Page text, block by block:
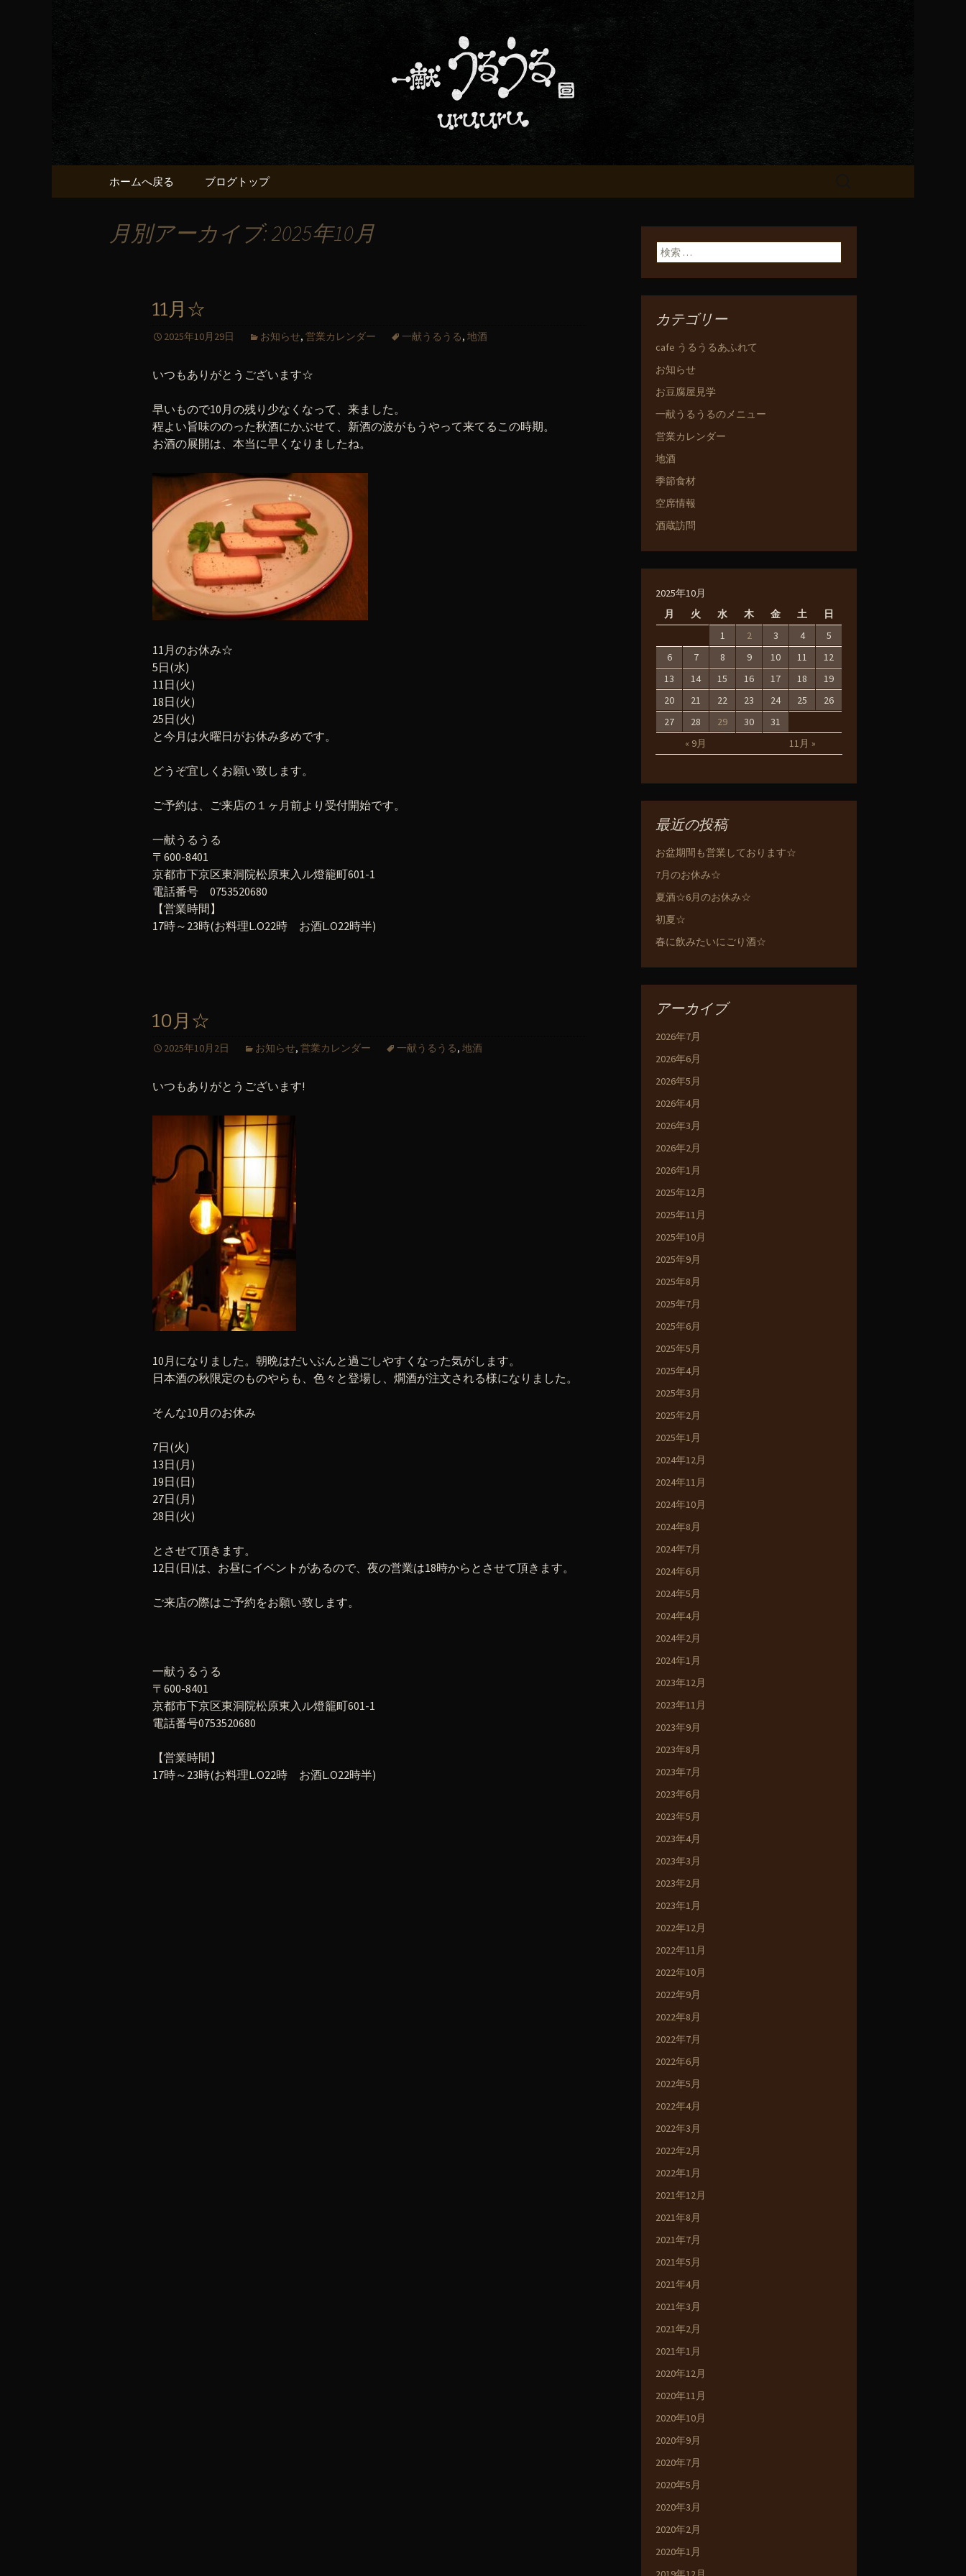
京都・五条でおいしい地酒が飲める「一
献うるうる」のブログ
京都・五条烏丸の町屋居酒屋「一献うるうる」からのお知らせ
コンテンツへ移動
ホームへ戻る ブログトップ
月別アーカイブ: 2025年10月
11月☆
2025年10月29日 お知らせ, 営業カレンダー 一献うるうる, 地酒
いつもありがとうございます☆
早いもので10月の残り少なくなって、来ました。
程よい旨味ののった秋酒にかぶせて、新酒の波がもうやって来てるこの時期。
お酒の展開は、本当に早くなりましたね。
11月のお休み☆
5日(水)
11日(火)
18日(火)
25日(火)
と今月は火曜日がお休み多めです。
どうぞ宜しくお願い致します。
ご予約は、ご来店の１ヶ月前より受付開始です。
一献うるうる
〒600-8401
京都市下京区東洞院松原東入ル燈籠町601-1
電話番号 0753520680
【営業時間】
17時～23時(お料理L.O22時 お酒L.O22時半)
10月☆
2025年10月2日 お知らせ, 営業カレンダー 一献うるうる, 地酒
いつもありがとうございます!
10月になりました。朝晩はだいぶんと過ごしやすくなった気がします。
日本酒の秋限定のものやらも、色々と登場し、燗酒が注文される様になりました。
そんな10月のお休み
7日(火)
13日(月)
19日(日)
27日(月)
28日(火)
とさせて頂きます。
12日(日)は、お昼にイベントがあるので、夜の営業は18時からとさせて頂きます。
ご来店の際はご予約をお願い致します。
一献うるうる
〒600-8401
京都市下京区東洞院松原東入ル燈籠町601-1
電話番号0753520680
【営業時間】
17時～23時(お料理L.O22時 お酒L.O22時半)
検索:
カテゴリー
cafe うるうるあふれて
お知らせ
お豆腐屋見学
一献うるうるのメニュー
営業カレンダー
地酒
季節食材
空席情報
酒蔵訪問
2025年10月
月
火 水 木 金 土 日
« 9月 11月 »
1 2 3 4
5
6
7 8 9 10 11
12
13
14 15 16 17 18
19
20
21 22 23 24 25
26
27
28 29 30 31
最近の投稿
お盆期間も営業しております☆
7月のお休み☆
夏酒☆6月のお休み☆
初夏☆
春に飲みたいにごり酒☆
アーカイブ
2026年7月
2026年6月
2026年5月
2026年4月
2026年3月
2026年2月
2026年1月
2025年12月
2025年11月
2025年10月
2025年9月
2025年8月
2025年7月
2025年6月
2025年5月
2025年4月
2025年3月
2025年2月
2025年1月
2024年12月
2024年11月
2024年10月
2024年8月
2024年7月
2024年6月
2024年5月
2024年4月
2024年2月
2024年1月
2023年12月
2023年11月
2023年9月
2023年8月
2023年7月
2023年6月
2023年5月
2023年4月
2023年3月
2023年2月
2023年1月
2022年12月
2022年11月
2022年10月
2022年9月
2022年8月
2022年7月
2022年6月
2022年5月
2022年4月
2022年3月
2022年2月
2022年1月
2021年12月
2021年8月
2021年7月
2021年5月
2021年4月
2021年3月
2021年2月
2021年1月
2020年12月
2020年11月
2020年10月
2020年9月
2020年7月
2020年5月
2020年3月
2020年2月
2020年1月